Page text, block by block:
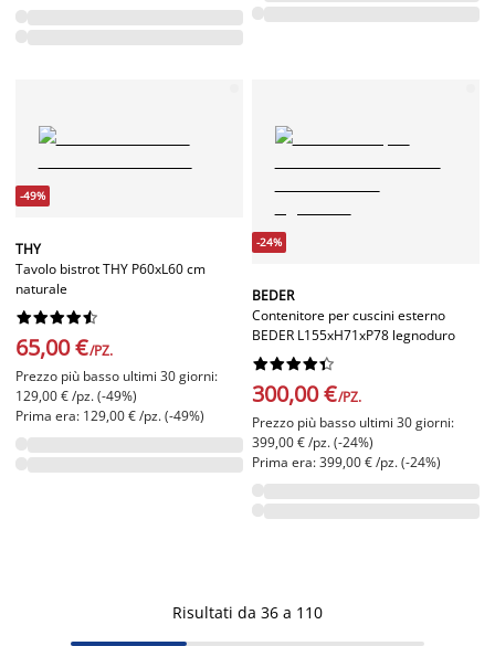
-49%
THY
Tavolo bistrot THY P60xL60 cm
naturale






65,00 €/PZ.
Prezzo più basso ultimi 30 giorni:
129,00 € /pz. (-49%)
Prima era: 129,00 € /pz. (-49%)
-24%
BEDER
Contenitore per cuscini esterno
BEDER L155xH71xP78 legnoduro






300,00 €/PZ.
Prezzo più basso ultimi 30 giorni:
399,00 € /pz. (-24%)
Prima era: 399,00 € /pz. (-24%)
Risultati da 36 a 110